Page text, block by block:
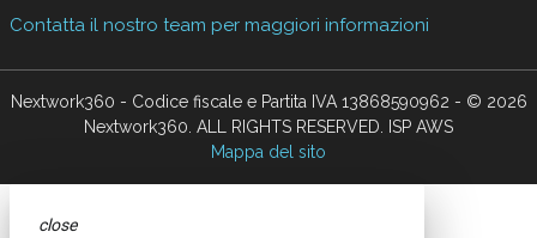
Contatta il nostro team per maggiori informazioni
Nextwork360 - Codice fiscale e Partita IVA 13868590962 - © 2026
Nextwork360. ALL RIGHTS RESERVED. ISP AWS
Mappa del sito
close